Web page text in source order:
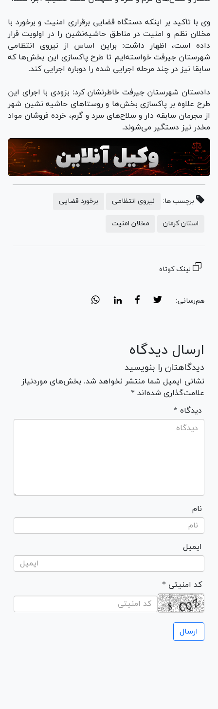
وی با تاکید بر اینکه دستگاه قضایی برقراری امنیت و برخورد با
مخلان نظم و امنیت در مناطق حاشیه‌نشین را در اولویت قرار
داده است، اظهار داشت: براین اساس از نیروی انتظامی
شهرستان جیرفت خواسته‌ایم تا طرح پاکسازی این بخش‌ها که
سابقا نیز در چند مرحله اجرایی شده را دوباره اجرایی کند.
دادستان شهرستان جیرفت خاطرنشان کرد: بزودی با اجرای این
طرح علاوه بر پاکسازی بخش‌ها و روستا‌های حاشیه نشین شهر
از مجرمان سابقه دار و سلاح‌های سرد و گرم، خرده فروشان مواد
مخدر نیز دستگیر می‌شوند.
برچسب ها: نیروی انتظامی برخورد قضایی
استان کرمان مخلان امنیت
لینک کوتاه
هم‌رسانی:
ارسال دیدگاه
دیدگاهتان را بنویسید
نشانی ایمیل شما منتشر نخواهد شد. بخش‌های موردنیاز
علامت‌گذاری شده‌اند *
* دیدگاه
نام
ایمیل
* کد امنیتی